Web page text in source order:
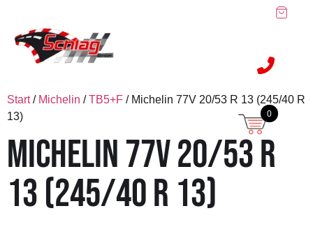
Start/ Michelin /TB5+F / Michelin 77V 20/53 R 13 (245/40 R
13)
MICHELIN 77V 20/53 R
13 (245/40 R 13)
0